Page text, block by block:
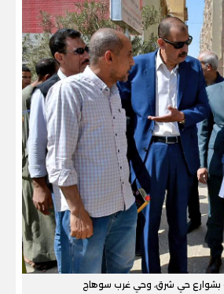
بشوارع حي شرق، وحي غرب سوهاج